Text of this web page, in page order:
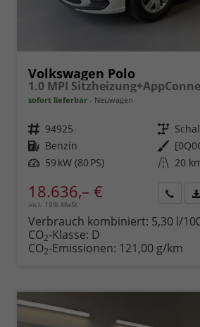
Volkswagen Polo
sofort lieferbar Neuwagen
Fahrzeugnr. 94925 Getriebe
Kraftstoff Benzin Außenfarbe
Leistung 59 kW (80 PS) Kilometerstand 20
18.636,– €
incl. 19% MwSt.
Verbrauch kombiniert: 5,30 l/
CO2-Klasse: D
CO2-Emissionen: 121,00 g/km